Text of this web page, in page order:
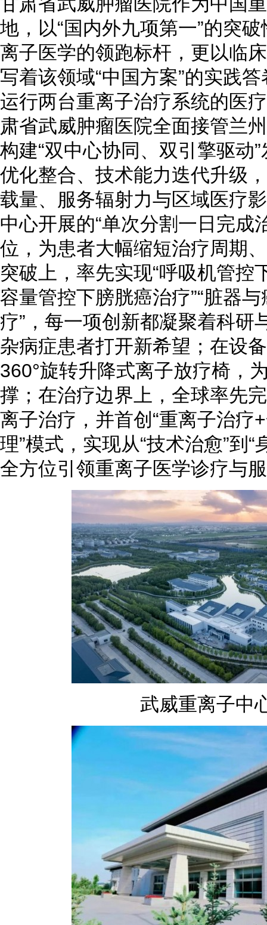
地，以“国内外九项第一”的突
离子医学的领跑标杆，更以临
写着该领域“中国方案”的实践
运行两台重离子治疗系统的医
肃省武威肿瘤医院全面接管兰
构建“双中心协同、双引擎驱动
优化整合、技术能力迭代升级
载量、服务辐射力与区域医疗
中心开展的“单次分割一日完成
位，为患者大幅缩短治疗周期
突破上，率先实现“呼吸机管控
容量管控下膀胱癌治疗”“脏器
疗”，每一项创新都凝聚着科研
杂病症患者打开新希望；在设
360°旋转升降式离子放疗椅，
撑；在治疗边界上，全球率先
离子治疗，并首创“重离子治疗
理”模式，实现从“技术治愈”到
全方位引领重离子医学诊疗与
武威重离子中